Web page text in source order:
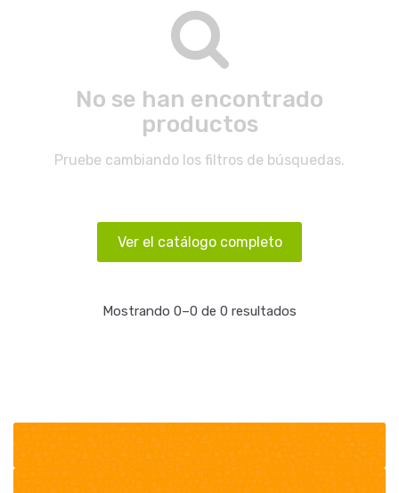
No se han encontrado
productos
Pruebe cambiando los filtros de búsquedas.
Ver el catálogo completo
Mostrando 0–0 de 0 resultados